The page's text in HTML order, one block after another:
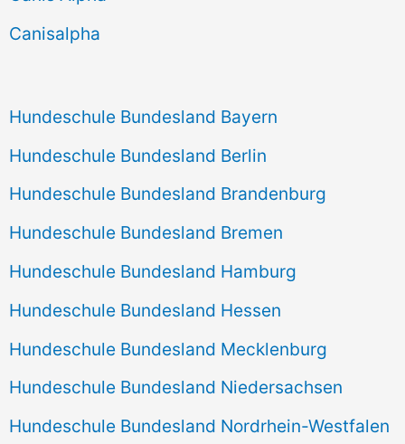
h
Canisalpha
Hundeschule Bundesland Bayern
Hundeschule Bundesland Berlin
Hundeschule Bundesland Brandenburg
Hundeschule Bundesland Bremen
Hundeschule Bundesland Hamburg
Hundeschule Bundesland Hessen
Hundeschule Bundesland Mecklenburg
Hundeschule Bundesland Niedersachsen
Hundeschule Bundesland Nordrhein-Westfalen